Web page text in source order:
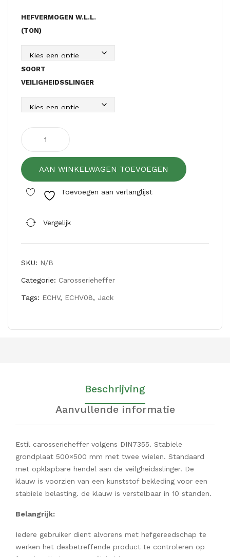
HEFVERMOGEN W.L.L.
(TON)
SOORT
VEILIGHEIDSSLINGER
carosserieheffer
ECHV08
aantalAAN WINKELWAGEN TOEVOEGEN
Toevoegen aan verlanglijst
Vergelijk
SKU: N/B
Categorie: Carosserieheffer
Tags: ECHV, ECHV08, Jack
Beschrijving
Aanvullende informatie
Estil carosserieheffer volgens DIN7355. Stabiele
grondplaat 500×500 mm met twee wielen. Standaard
met opklapbare hendel aan de veilgheidsslinger. De
klauw is voorzien van een kunststof bekleding voor een
stabiele belasting. de klauw is verstelbaar in 10 standen.
Belangrijk:
Iedere gebruiker dient alvorens met hefgereedschap te
werken het desbetreffende product te controleren op